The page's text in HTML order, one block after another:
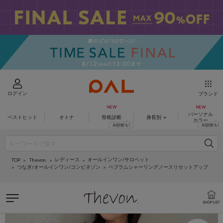
ログイン ブランド
ベストヒット オトナ 骨格診断 身長別
パーソナル
カラー
TOP Thevon. レディース
オールインワン/サロペット
つなぎ/オールインワン/コンビネゾン
ペプラムシャーリングノースリセットアップ